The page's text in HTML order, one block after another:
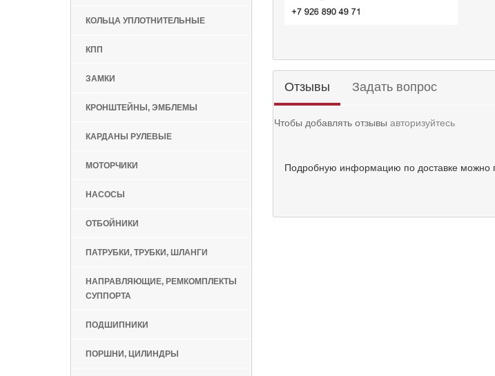
КОЛЬЦА УПЛОТНИТЕЛЬНЫЕ
КПП
ЗАМКИ
КРОНШТЕЙНЫ, ЭМБЛЕМЫ
КАРДАНЫ РУЛЕВЫЕ
МОТОРЧИКИ
НАСОСЫ
ОТБОЙНИКИ
ПАТРУБКИ, ТРУБКИ, ШЛАНГИ
НАПРАВЛЯЮЩИЕ, РЕМКОМПЛЕКТЫ
СУППОРТА
ПОДШИПНИКИ
ПОРШНИ, ЦИЛИНДРЫ
Отзывы Задать вопрос
Чтобы добавлять отзывы авторизуйтесь
Подробную информацию по доставке можно